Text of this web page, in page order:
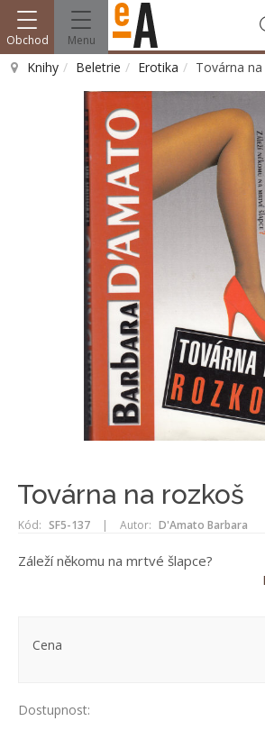
Obchod Menu
Knihy Beletrie Erotika Továrna
Továrna na rozkoš
Kód: SF5-137 | Autor: D'Amato Barbara
Záleží někomu na mrtvé šlapce?
Cena
Dostupnost: